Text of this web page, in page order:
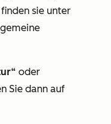
sie unter
oder
Sie dann auf